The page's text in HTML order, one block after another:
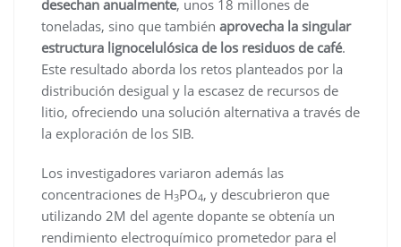
desechan anualmente, unos 18 millones de
toneladas, sino que también aprovecha la singular
estructura lignocelulósica de los residuos de café.
Este resultado aborda los retos planteados por la
distribución desigual y la escasez de recursos de
litio, ofreciendo una solución alternativa a través de
la exploración de los SIB.
Los investigadores variaron además las
concentraciones de H3PO4, y descubrieron que
utilizando 2M del agente dopante se obtenía un
rendimiento electroquímico prometedor para el